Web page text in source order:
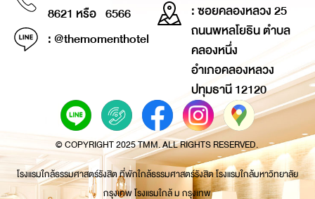
8621 หรือ 6566
: @themomenthotel
: ซอยคลองหลวง 25
ถนนพหลโยธิน ตำบล
คลองหนึ่ง
อำเภอคลองหลวง
ปทุมธานี 12120
© COPYRIGHT 2025 TMM. ALL RIGHTS RESERVED.
โรงแรมใกล้ธรรมศาสตร์รังสิต ที่พักใกล้ธรรมศาสตร์รังสิต โรงแรมใกล้มหาวิทยาลัย
กรุงเทพ โรงแรมใกล้ ม กรุงเทพ